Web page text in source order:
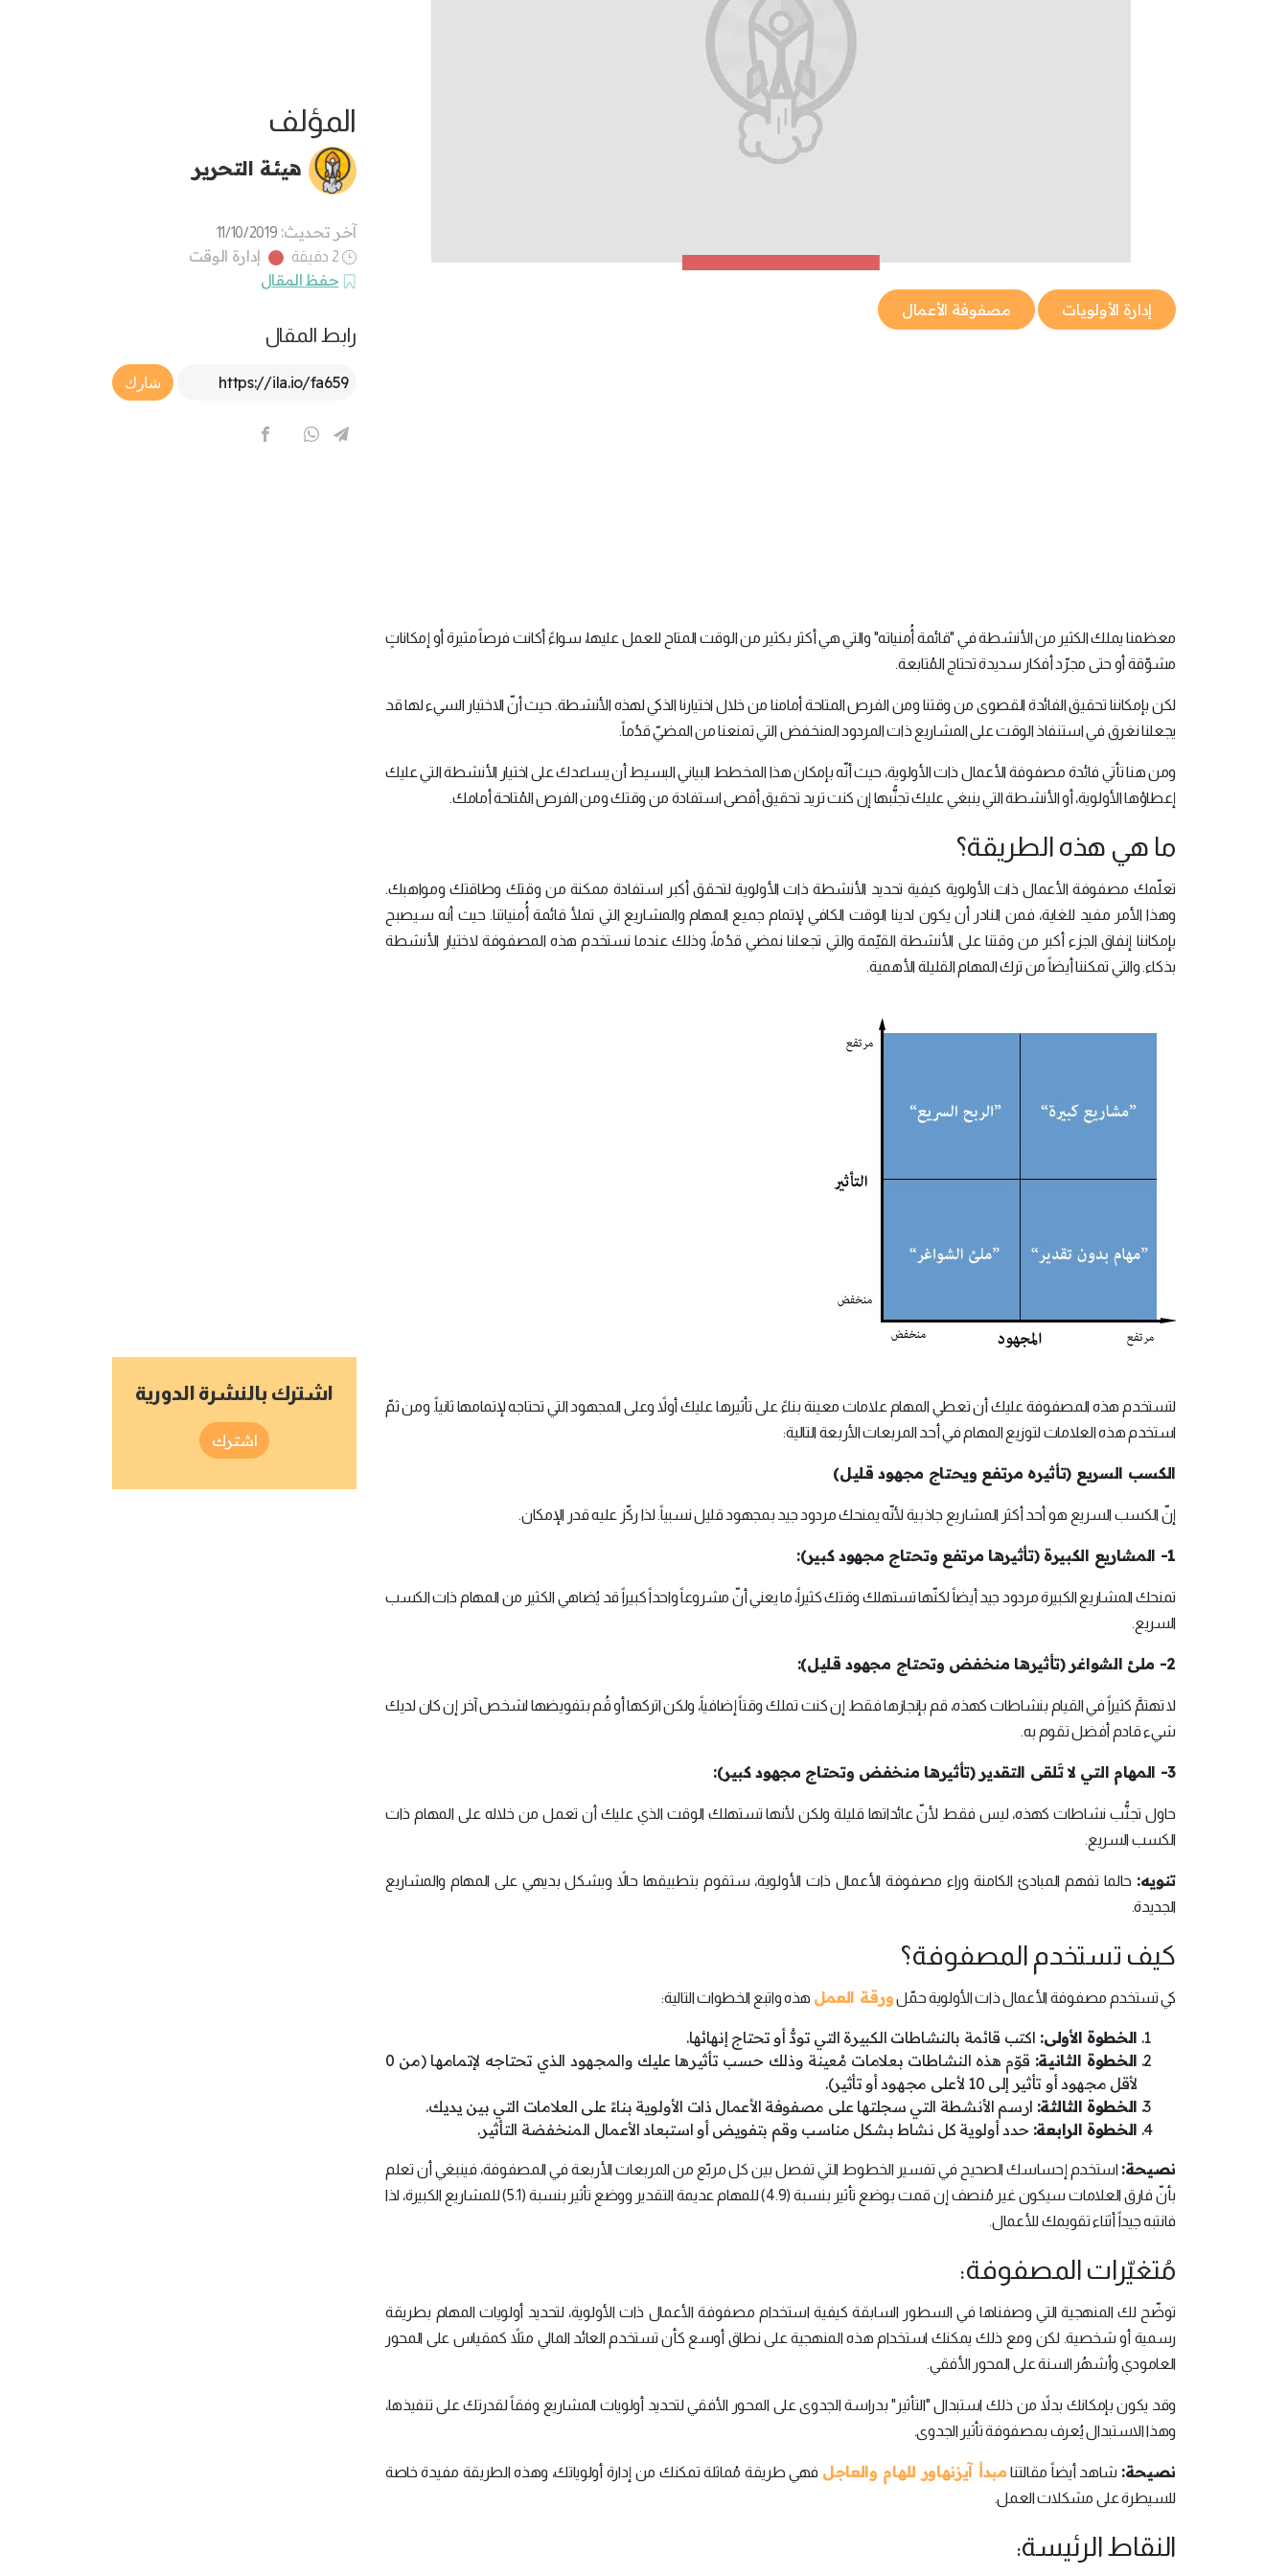
إدارة الأولويات مصفوفة الأعمال
معظمنا يملك الكثير من الأنشطة في "قائمة أُمنياته" والتي هي أكثر بكثير من الوقت المتاح للعمل عليها، سواءً أكانت فرصاً مثيرة أو إمكاناتٍ
مشوّقة أو حتى مجرّد أفكار سديدة تحتاج المُتابعة.
لكن بإمكاننا تحقيق الفائدة القصوى من وقتنا ومن الفرص المتاحة أمامنا من خلال اختيارنا الذكي لهذه الأنشطة. حيث أنّ الاختيار السيء لها قد
يجعلنا نغرق في استنفاذ الوقت على المشاريع ذات المردود المنخفض التي تمنعنا من المضيّ قدُماً.
المؤلف
هيئة التحرير
آخر تحديث: 11/10/2019
2 دقيقة
إدارة الوقت
حفظ المقال
رابط المقال
Article Link
شارك
ومن هنا تأتي فائدة مصفوفة الأعمال ذات الأولوية، حيث أنّه بإمكان هذا المخطط البياني البسيط أن يساعدك على اختيار الأنشطة التي عليك
إعطاؤها الأولوية، أو الأنشطة التي ينبغي عليك تجنُّبها إن كنت تريد تحقيق أقصى استفادة من وقتك ومن الفرص المُتاحة أمامك.
ما هي هذه الطريقة؟
تعلّمك مصفوفة الأعمال ذات الأولوية كيفية تحديد الأنشطة ذات الأولوية لتحقق أكبر استفادة ممكنة من وقتك وطاقتك ومواهبك.
وهذا الأمر مفيد للغاية، فمن النادر أن يكون لدينا الوقت الكافي لإتمام جميع المهام والمشاريع التي تملأ قائمة أُمنياتنا. حيث أنه سيصبح
بإمكاننا إنفاق الجزء أكبر من وقتنا على الأنشطة القيّمة والتي تجعلنا نمضي قدُماً، وذلك عندما نستخدم هذه المصفوفة لاختيار الأنشطة
بذكاء. والتي تمكننا أيضاً من ترك المهام القليلة الأهمية.
لتستخدم هذه المصفوفة عليك أن تعطي المهام علامات معينة بناءً على تأثيرها عليك أولاً وعلى المجهود التي تحتاجه لإتمامها ثانياً. ومن ثمّ
استخدم هذه العلامات لتوزيع المهام في أحد المربعات الأربعة التالية:
الكسب السريع (تأثيره مرتفع ويحتاج مجهود قليل)
إنّ الكسب السريع هو أحد أكثر المشاريع جاذبية لأنّه يمنحك مردود جيد بمجهود قليل نسبياً. لذا ركّز عليه قدر الإمكان.
1- المشاريع الكبيرة (تأثيرها مرتفع وتحتاج مجهود كبير):
تمنحك المشاريع الكبيرة مردود جيد أيضاً لكنّها تستهلك وقتك كثيراً، ما يعني أنّ مشروعاً واحداً كبيراً قد يُضاهي الكثير من المهام ذات الكسب
السريع.
2- ملئ الشواغر (تأثيرها منخفض وتحتاج مجهود قليل):
لا تهتمَّ كثيراً في القيام بنشاطات كهذه، قم بإنجازها فقط إن كنت تملك وقتاً إضافياً، ولكن اتركها أو قُم بتفويضها لشخص آخر إن كان لديك
شيء قادم أفضل تقوم به.
3- المهام التي لا تَلقى التقدير (تأثيرها منخفض وتحتاج مجهود كبير):
حاول تجنُّب نشاطات كهذه، ليس فقط لأنّ عائداتها قليلة ولكن لأنها تستهلك الوقت الذي عليك أن تعمل من خلاله على المهام ذات
الكسب السريع.
تنويه: حالما تفهم المبادئ الكامنة وراء مصفوفة الأعمال ذات الأولوية، ستقوم بتطبيقها حالاً وبشكل بديهي على المهام والمشاريع
الجديدة.
كيف تستخدم المصفوفة؟
كي تستخدم مصفوفة الأعمال ذات الأولوية حمّلورقة العمل هذه واتبع الخطوات التالية:
الخطوة الأولى: اكتب قائمة بالنشاطات الكبيرة التي تودُّ أو تحتاج إنهائها.
الخطوة الثانية:
قوّم هذه النشاطات بعلامات مُعينة وذلك حسب تأثيرها عليك والمجهود الذي تحتاجه لإتمامها (من 0
لأقل مجهود أو تأثير إلى 10 لأعلى مجهود أو تأثير).
الخطوة الثالثة: ارسم الأنشطة التي سجلتها على مصفوفة الأعمال ذات الأولوية بناءً على العلامات التي بين يديك.
الخطوة الرابعة: حدد أولوية كل نشاط بشكل مناسب وقم بتفويض أو استبعاد الأعمال المنخفضة التأثير.
نصيحة: استخدم إحساسك الصحيح في تفسير الخطوط التي تفصل بين كل مربّع من المربعات الأربعة في المصفوفة، فينبغي أن تعلم
بأنّ فارق العلامات سيكون غير مُنصف إن قمت بوضع تأثير بنسبة (4.9) للمهام عديمة التقدير ووضع تأثير بنسبة (5.1) للمشاريع الكبيرة، لذا
فانتبه جيداً أثناء تقويمك للأعمال.
مُتغيّرات المصفوفة:
توضّح لك المنهجية التي وصفناها في السطور السابقة كيفية استخدام مصفوفة الأعمال ذات الأولوية، لتحديد أولويات المهام بطريقة
رسمية أو شخصية. لكن ومع ذلك يمكنك استخدام هذه المنهجية على نطاق أوسع كأن تستخدم العائد المالي مثلاً كمقياس على المحور
العامودي وأشهُر السنة على المحور الأفقي.
وقد يكون بإمكانك بدلاً من ذلك استبدال "التأثير" بدراسة الجدوى على المحور الأفقي لتحديد أولويات المشاريع وفقاً لقدرتك على تنفيذها،
وهذا الاستبدال يُعرف بمصفوفة تأثير الجدوى.
نصيحة: شاهد أيضاً مقالتنا مبدأ آيزنهاور للهام والعاجل فهي طريقة مُماثلة تمكنك من إدارة أولوياتك، وهذه الطريقة مفيدة خاصة
للسيطرة على مشكلات العمل.
النقاط الرئيسة:
اشترك بالنشرة الدورية
اشترك